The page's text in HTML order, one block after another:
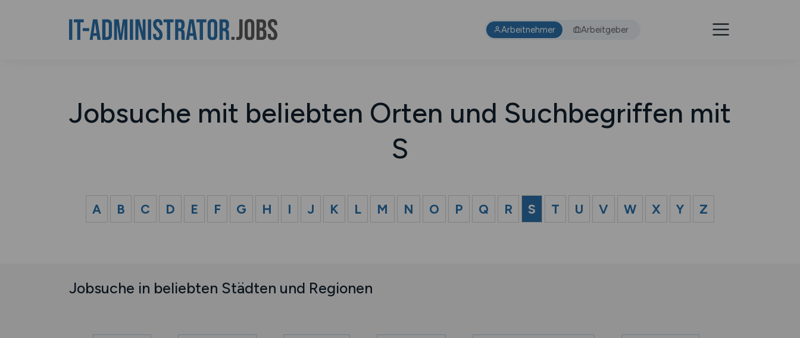
Arbeitnehmer Arbeitgeber
Jobsuche mit beliebten Orten und Suchbegriffen mit
S
A B C D E F G H I J K L M N O P Q R S T U V W X Y Z
Jobsuche in beliebten Städten und Regionen